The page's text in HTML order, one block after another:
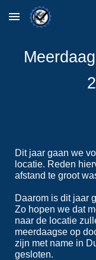
Skip to main content
2
Dit jaar gaan we
locatie. Reden
afstand te groot
Daarom is dit jaar
Zo hopen we dat
naar de locatie
meerdaagse op
zijn met name in
gesloten.